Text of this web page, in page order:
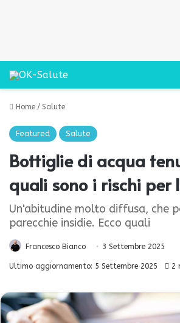
Home / Salute
Featured Salute
Bottiglie di acqua
quali sono i rischi per
Un'abitudine molto diffusa, che
parecchie insidie. Ecco quali
Francesco Bianco 3 Settembre 2025
Ultimo aggiornamento: 5 Settembre 2025 2